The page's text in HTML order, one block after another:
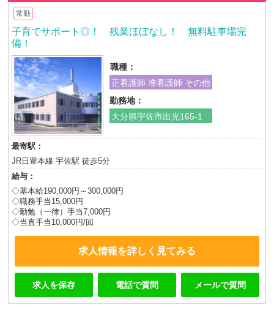
常勤
子育てサポート◎！ 残業ほぼなし！ 無料駐車場完
備！
職種：
正看護師 准看護師 その他
勤務地：
大分県宇佐市出光165-1
最寄駅：
JR日豊本線 宇佐駅 徒歩5分
給与：
◇基本給190,000円～300,000円
◇職務手当15,000円
◇勤勉（一律）手当7,000円
◇当直手当10,000円/回
求人情報を詳しく見てみる
求人を保存 電話で質問 メールで質問